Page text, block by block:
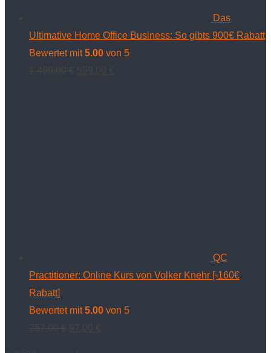
Das
Ultimative Home Office Business: So gibts 900€ Rabatt
Bewertet mit5.00 von 5
QC
Practitioner: Online Kurs von Volker Knehr [-160€
Rabatt]
Bewertet mit5.00 von 5